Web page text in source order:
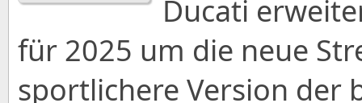
Ducati
für 2025 um die neue
sportlichere Version der